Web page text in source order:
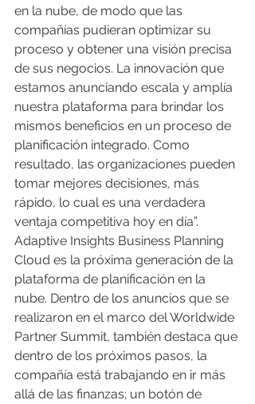
en la nube, de modo que las
compañías pudieran optimizar su
proceso y obtener una visión precisa
de sus negocios. La innovación que
estamos anunciando escala y amplía
nuestra plataforma para brindar los
mismos beneficios en un proceso de
planificación integrado. Como
resultado, las organizaciones pueden
tomar mejores decisiones, más
rápido, lo cual es una verdadera
ventaja competitiva hoy en día”.
Adaptive Insights Business Planning
Cloud es la próxima generación de la
plataforma de planificación en la
nube. Dentro de los anuncios que se
realizaron en el marco del Worldwide
Partner Summit, también destaca que
dentro de los próximos pasos, la
compañía está trabajando en ir más
allá de las finanzas; un botón de